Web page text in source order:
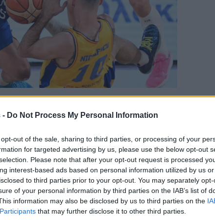
- Do Not Process My Personal Information
out of the sale, sharing to third parties, or processing of your
for targeted advertising by us, please use the below opt-out
Please note that after your opt-out request is processed
interest-based ads based on personal information utilized by us
to third parties prior to your opt-out. You may separately
of your personal information by third parties on the IAB’s list of
information may also be disclosed by us to third parties on the
that may further disclose it to other third parties.
en tu página de noticias de baloncesto.
Eurohoops a Google
for one of the biggest upsets in FIBA
Por Eurohoops team
/info@eurohoops.net